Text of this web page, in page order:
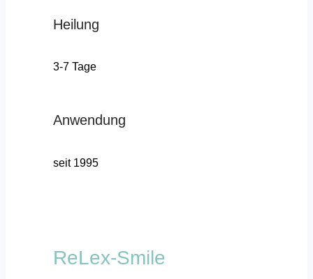
Heilung
3-7 Tage
Anwendung
seit 1995
ReLex-Smile